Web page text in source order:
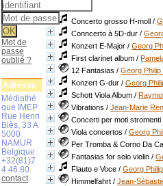
Concerto grosso H-moll /
Conncerto à 5D-dur /
Konzert E-Major /Georg
First clarinet album /
12 Fantasias /Georg Philip
Konzert G-dur /Georg
Schott Viola Album /
Vibrations /Jean-Marie
Concerti per moti stromenti
Viola concertos /Georg
Per Tromba & Corno Da
Fantasias for solo violin /
Flauto e Voce /Georg
Himmelfahrt /Jean-
Mot de
passe
oublié ?
Adresse
Médiathè
que IMEP
Rue Henri
Blès, 33 A
5000
NAMUR
Belgique
+32(81)7
4.46.80.
contact